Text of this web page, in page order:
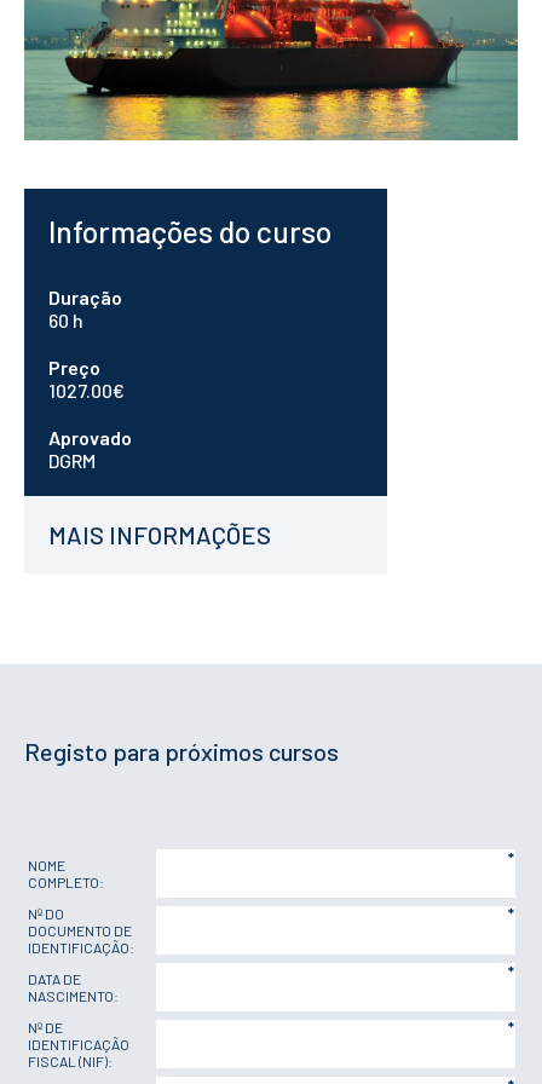
CONTACTOS
Informações do curso
Duração
60 h
Preço
1027.00€
Aprovado
DGRM
MAIS INFORMAÇÕES
Registo para próximos cursos
NOME
COMPLETO:
*
Nº DO
DOCUMENTO DE
IDENTIFICAÇÃO:
*
DATA DE
NASCIMENTO:
*
Nº DE
IDENTIFICAÇÃO
FISCAL (NIF):
*